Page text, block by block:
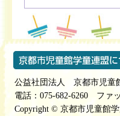
公益社団法人 京都市児童
電話：075-682-6260 ファ
Copyright © 京都市児童館学